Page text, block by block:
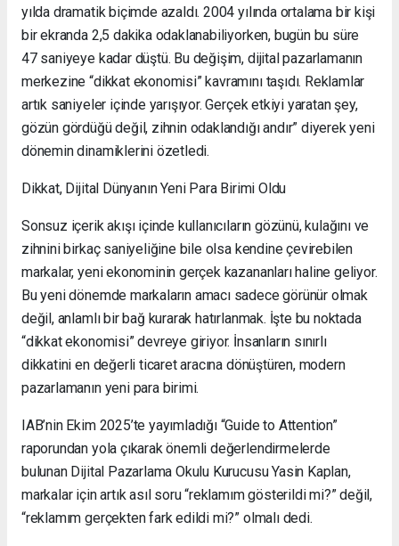
yılda dramatik biçimde azaldı. 2004 yılında ortalama bir kişi
bir ekranda 2,5 dakika odaklanabiliyorken, bugün bu süre
47 saniyeye kadar düştü. Bu değişim, dijital pazarlamanın
merkezine “dikkat ekonomisi” kavramını taşıdı. Reklamlar
artık saniyeler içinde yarışıyor. Gerçek etkiyi yaratan şey,
gözün gördüğü değil, zihnin odaklandığı andır” diyerek yeni
dönemin dinamiklerini özetledi.
Dikkat, Dijital Dünyanın Yeni Para Birimi Oldu
Sonsuz içerik akışı içinde kullanıcıların gözünü, kulağını ve
zihnini birkaç saniyeliğine bile olsa kendine çevirebilen
markalar, yeni ekonominin gerçek kazananları haline geliyor.
Bu yeni dönemde markaların amacı sadece görünür olmak
değil, anlamlı bir bağ kurarak hatırlanmak. İşte bu noktada
“dikkat ekonomisi” devreye giriyor. İnsanların sınırlı
dikkatini en değerli ticaret aracına dönüştüren, modern
pazarlamanın yeni para birimi.
IAB’nin Ekim 2025’te yayımladığı “Guide to Attention”
raporundan yola çıkarak önemli değerlendirmelerde
bulunan Dijital Pazarlama Okulu Kurucusu Yasin Kaplan,
markalar için artık asıl soru “reklamım gösterildi mi?” değil,
“reklamım gerçekten fark edildi mi?” olmalı dedi.